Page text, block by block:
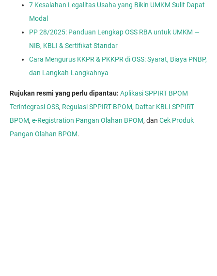
7 Kesalahan Legalitas Usaha yang Bikin UMKM Sulit Dapat
Modal
PP 28/2025: Panduan Lengkap OSS RBA untuk UMKM —
NIB, KBLI & Sertifikat Standar
Cara Mengurus KKPR & PKKPR di OSS: Syarat, Biaya PNBP,
dan Langkah-Langkahnya
Rujukan resmi yang perlu dipantau: Aplikasi SPPIRT BPOM
Terintegrasi OSS, Regulasi SPPIRT BPOM, Daftar KBLI SPPIRT
BPOM, e-Registration Pangan Olahan BPOM, dan Cek Produk
Pangan Olahan BPOM.